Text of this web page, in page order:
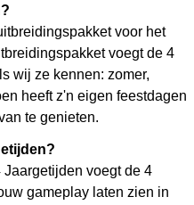
voor het
voegt de 4
wij ze kennen: zomer,
heeft z'n eigen feestdagen
te genieten.
voegt de 4
gameplay laten zien in